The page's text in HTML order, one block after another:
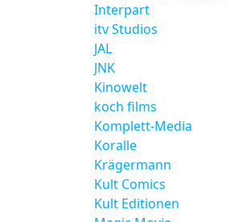
Interpart
itv Studios
JAL
JNK
Kinowelt
koch films
Komplett-Media
Koralle
Krägermann
Kult Comics
Kult Editionen